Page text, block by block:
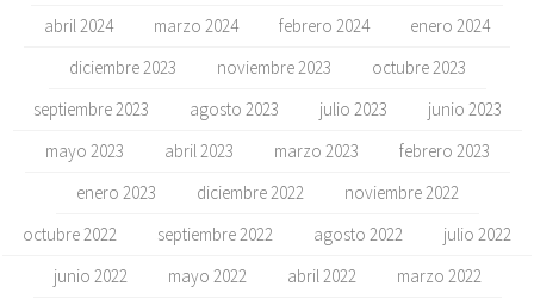
abril 2024
marzo 2024 febrero 2024
enero 2024
diciembre 2023
noviembre 2023
octubre 2023
septiembre 2023
agosto 2023 julio 2023
junio 2023
mayo 2023
abril 2023 marzo 2023
febrero 2023
enero 2023
diciembre 2022
noviembre 2022
octubre 2022
septiembre 2022 agosto 2022
julio 2022
junio 2022
mayo 2022 abril 2022
marzo 2022